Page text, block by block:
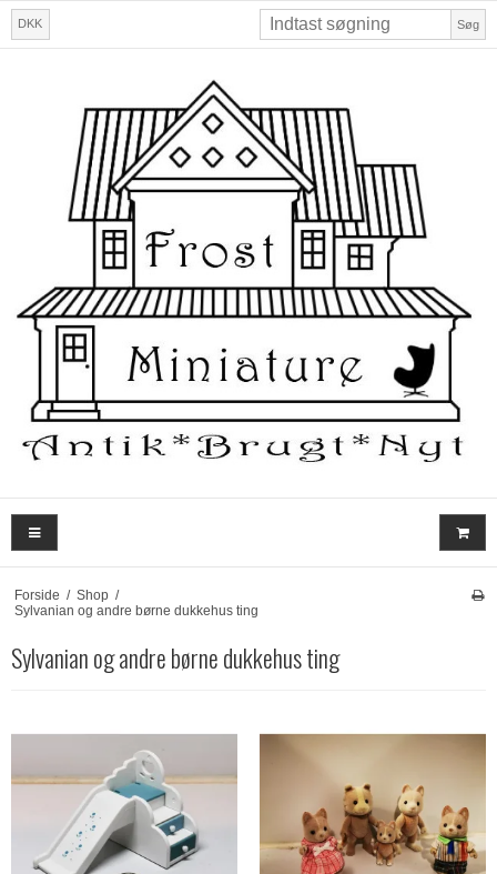
DKK Søg
Forside / Shop /
Sylvanian og andre børne dukkehus ting
Sylvanian og andre børne dukkehus ting